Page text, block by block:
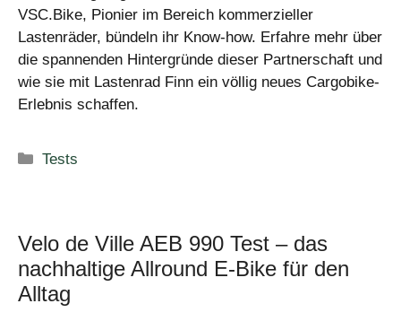
VSC.Bike, Pionier im Bereich kommerzieller
Lastenräder, bündeln ihr Know-how. Erfahre mehr über
die spannenden Hintergründe dieser Partnerschaft und
wie sie mit Lastenrad Finn ein völlig neues Cargobike-
Erlebnis schaffen.
Kategorien
Tests
Velo de Ville AEB 990 Test – das
nachhaltige Allround E-Bike für den
Alltag